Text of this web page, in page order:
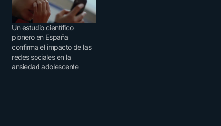
Un estudio científico
pionero en España
confirma el impacto de las
redes sociales en la
ansiedad adolescente